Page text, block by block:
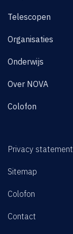
Telescopen
Organisaties
Onderwijs
Over NOVA
Colofon
Privacy statement
Sitemap
Colofon
Contact